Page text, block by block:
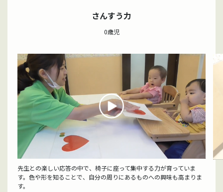
さんすう力
0歳児
先生との楽しい応答の中で、椅子に座って集中する力が育っていま
す。色や形を知ることで、自分の周りにあるものへの興味も高まりま
す。